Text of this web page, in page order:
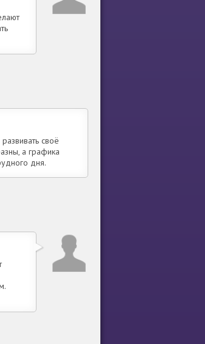
своё
а графика
дня.